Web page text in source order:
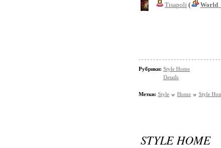
Tisapoli (
Рубрики: Style Home
Details
Метки: Style Home Style
STYLE HOME